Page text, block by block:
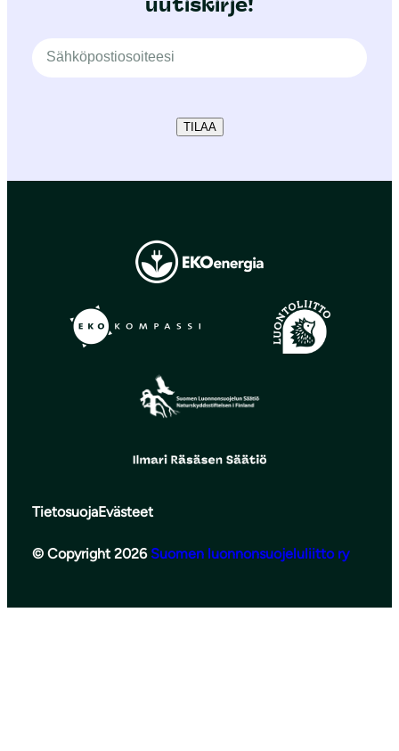
uutiskirje!
TILAA
TietosuojaEvästeet
© Copyright 2026 Suomen luonnonsuojeluliitto ry